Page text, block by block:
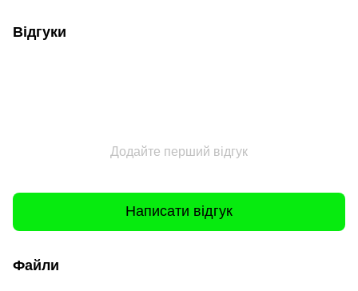
Відгуки
Додайте перший відгук
Написати відгук
Файли